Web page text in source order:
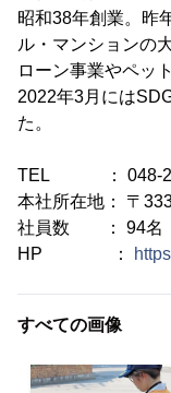
昭和38年創業。昨
ル・マンションの
ローン事業やペッ
2022年3月には
た。
TEL ： 048-
本社所在地： 〒
社員数 ： 94名
HP ：
すべての画像